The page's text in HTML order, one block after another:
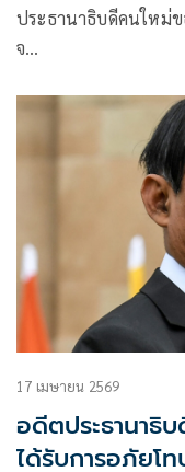
ประธานาธิบดีคนใหม่ข
จ…
17 เมษายน 2569
อดีตประธานาธิ
ได้รับการอภัยโ